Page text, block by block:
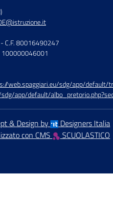
- C.F. 80016490247
100000046001
web.spaggiari.eu/sdg/app/default/
app/default/
& Design by
Designers Italia
con CMS
SCUOLASTICO